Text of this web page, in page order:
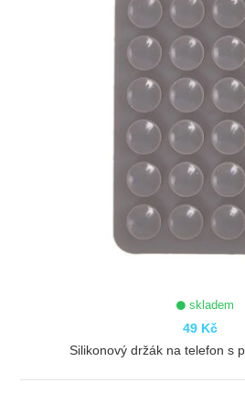
skladem
49 Kč
Silikonový držák na telefon s